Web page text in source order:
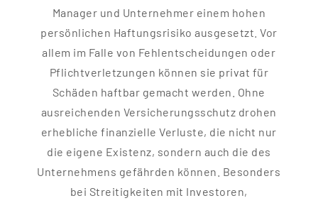
Manager und Unternehmer einem hohen
persönlichen Haftungsrisiko ausgesetzt. Vor
allem im Falle von Fehlentscheidungen oder
Pflichtverletzungen können sie privat für
Schäden haftbar gemacht werden. Ohne
ausreichenden Versicherungsschutz drohen
erhebliche finanzielle Verluste, die nicht nur
die eigene Existenz, sondern auch die des
Unternehmens gefährden können. Besonders
bei Streitigkeiten mit Investoren,